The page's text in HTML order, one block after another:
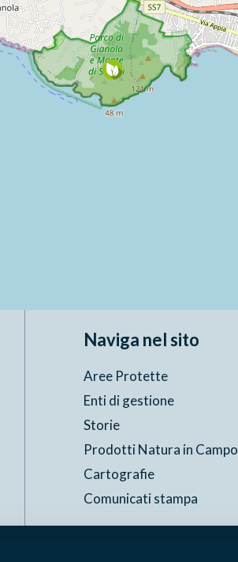
Naviga nel sito
Aree Protette
Enti di gestione
Storie
Prodotti Natura in Campo
Cartografie
Comunicati stampa